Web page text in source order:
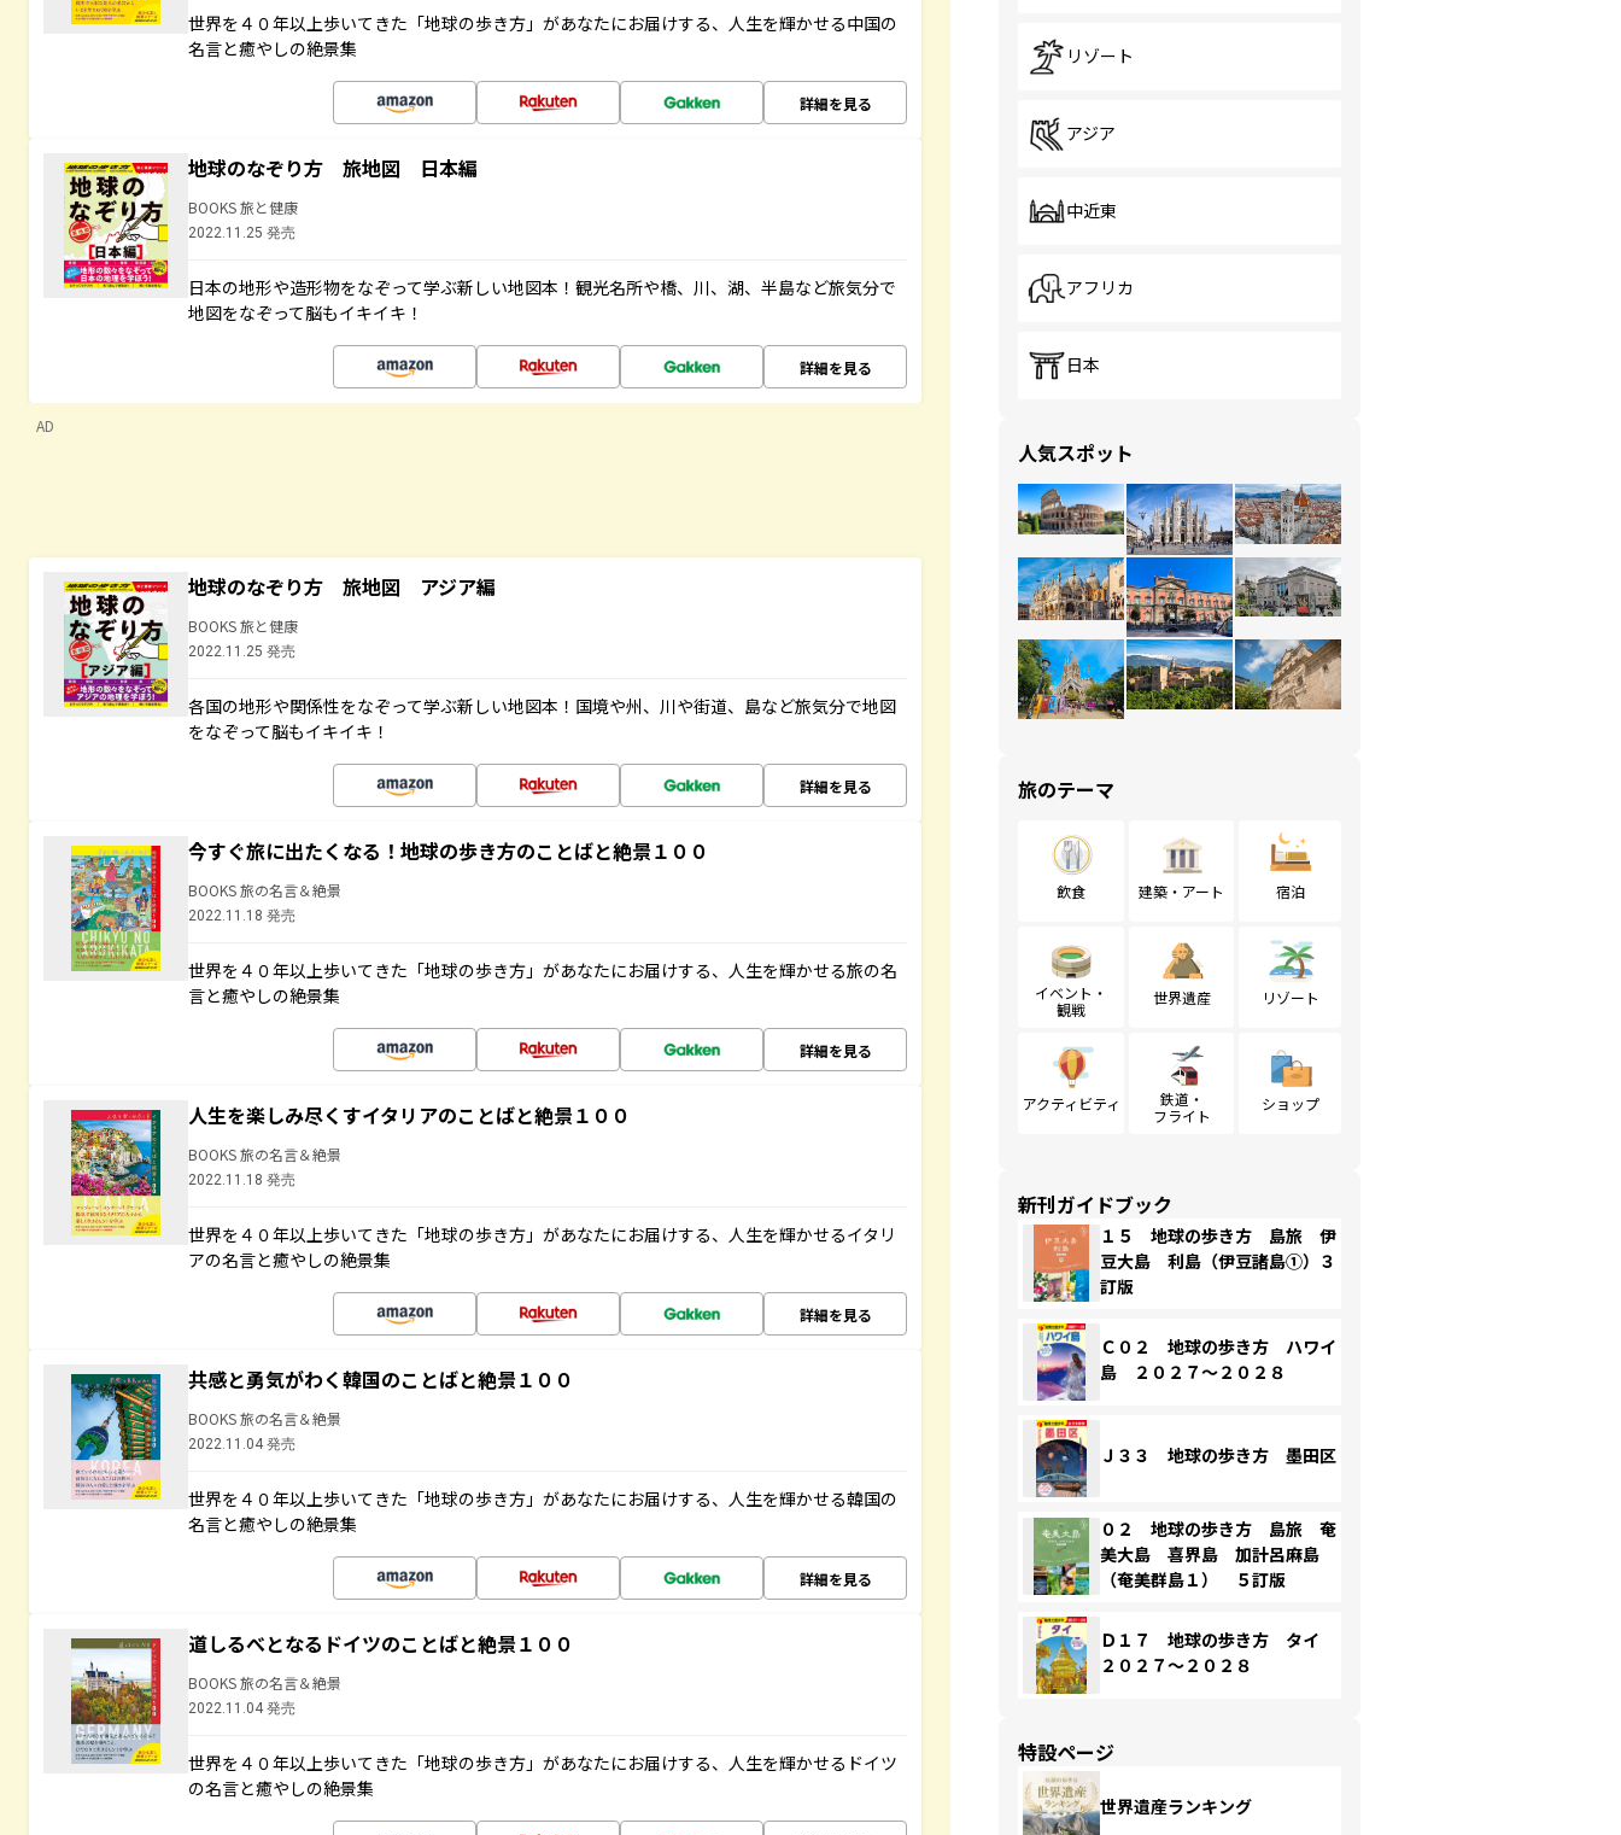
世界を４０年以上歩いてきた「地球の歩き方」があなたにお届けする、人生を輝かせる中国の
名言と癒やしの絶景集
詳細を見る
地球のなぞり方 旅地図 日本編
BOOKS 旅と健康
2022.11.25 発売
日本の地形や造形物をなぞって学ぶ新しい地図本！観光名所や橋、川、湖、半島など旅気分で
地図をなぞって脳もイキイキ！
詳細を見る
AD
地球のなぞり方 旅地図 アジア編
BOOKS 旅と健康
2022.11.25 発売
各国の地形や関係性をなぞって学ぶ新しい地図本！国境や州、川や街道、島など旅気分で地図
をなぞって脳もイキイキ！
詳細を見る
今すぐ旅に出たくなる！地球の歩き方のことばと絶景１００
BOOKS 旅の名言＆絶景
2022.11.18 発売
世界を４０年以上歩いてきた「地球の歩き方」があなたにお届けする、人生を輝かせる旅の名
言と癒やしの絶景集
詳細を見る
人生を楽しみ尽くすイタリアのことばと絶景１００
BOOKS 旅の名言＆絶景
2022.11.18 発売
世界を４０年以上歩いてきた「地球の歩き方」があなたにお届けする、人生を輝かせるイタリ
アの名言と癒やしの絶景集
詳細を見る
共感と勇気がわく韓国のことばと絶景１００
BOOKS 旅の名言＆絶景
2022.11.04 発売
世界を４０年以上歩いてきた「地球の歩き方」があなたにお届けする、人生を輝かせる韓国の
名言と癒やしの絶景集
詳細を見る
道しるべとなるドイツのことばと絶景１００
BOOKS 旅の名言＆絶景
2022.11.04 発売
世界を４０年以上歩いてきた「地球の歩き方」があなたにお届けする、人生を輝かせるドイツ
の名言と癒やしの絶景集
リゾート
アジア
中近東
アフリカ
日本
人気スポット
旅のテーマ
飲食 建築・アート 宿泊
イベント・
観戦
世界遺産 リゾート
アクティビティ
鉄道・
フライト
ショップ
新刊ガイドブック
１５ 地球の歩き方 島旅 伊
豆大島 利島（伊豆諸島①）３
訂版
Ｃ０２ 地球の歩き方 ハワイ
島 ２０２７～２０２８
Ｊ３３ 地球の歩き方 墨田区
０２ 地球の歩き方 島旅 奄
美大島 喜界島 加計呂麻島
（奄美群島１） ５訂版
Ｄ１７ 地球の歩き方 タイ
２０２７～２０２８
特設ページ
世界遺産ランキング